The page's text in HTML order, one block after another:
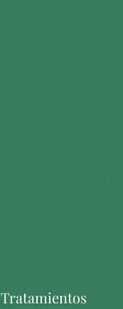
Tratamientos